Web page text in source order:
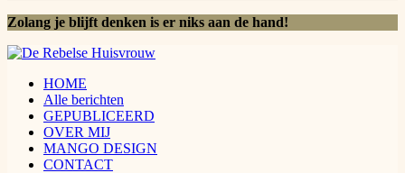
Zolang je blijft denken is er niks aan de hand!
HOME
Alle berichten
GEPUBLICEERD
OVER MIJ
MANGO DESIGN
CONTACT